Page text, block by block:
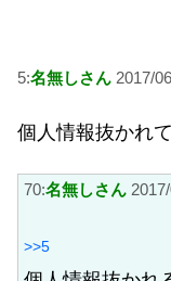
5:名無しさん 2017/
個人情報抜かれ
70:名無しさん
>>5